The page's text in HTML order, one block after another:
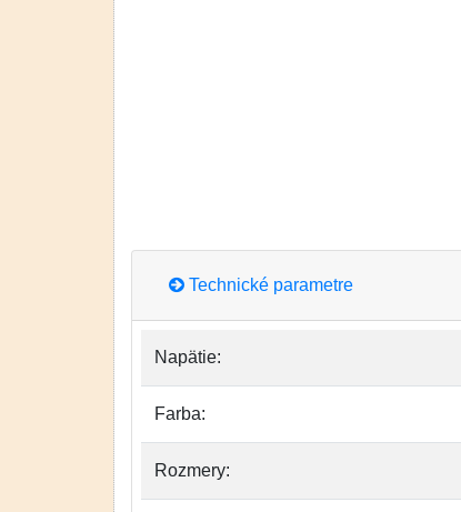
Technické parametre
Napätie:
Farba:
Rozmery: